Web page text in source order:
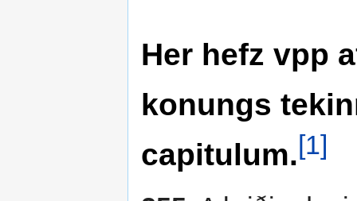
Her hefz vpp
konungs
capitulum.[1]